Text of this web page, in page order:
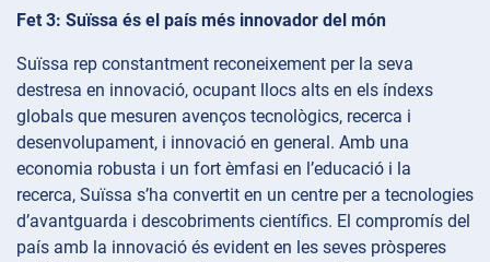
Fet 3: Suïssa és el país més innovador del món
Suïssa rep constantment reconeixement per la seva
destresa en innovació, ocupant llocs alts en els índexs
globals que mesuren avenços tecnològics, recerca i
desenvolupament, i innovació en general. Amb una
economia robusta i un fort èmfasi en l’educació i la
recerca, Suïssa s’ha convertit en un centre per a tecnologies
d’avantguarda i descobriments científics. El compromís del
país amb la innovació és evident en les seves pròsperes